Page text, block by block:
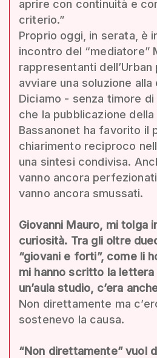
aprire con continuità e
criterio.”
Proprio oggi, in serata, è
incontro del “mediatore”
rappresentanti
avviare una soluzione alla
Diciamo - senza timore
che la pubblicazione
Bassanonet ha favorito il
chiarimento reciproco
una sintesi condivisa.
vanno ancora
vanno ancora smussati.
Giovanni Mauro, mi tolga
curiosità. Tra gli oltre
“giovani e forti”, come li
mi hanno scritto la lettera
un’aula studio, c’era
Non direttamente ma
sostenevo la causa.
“Non direttamente” vuol